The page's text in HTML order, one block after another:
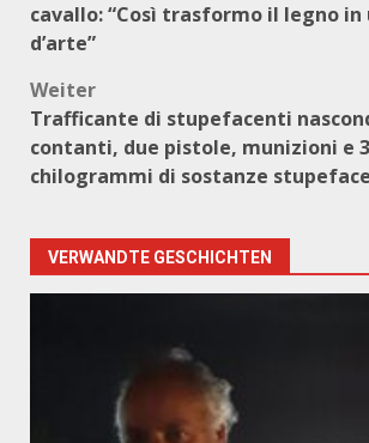
cavallo: “Così trasformo il legno in
d’arte”
Weiter
Trafficante di stupefacenti
contanti, due pistole, munizioni e
chilogrammi di sostanze
VERWANDTE GESCHICHTEN